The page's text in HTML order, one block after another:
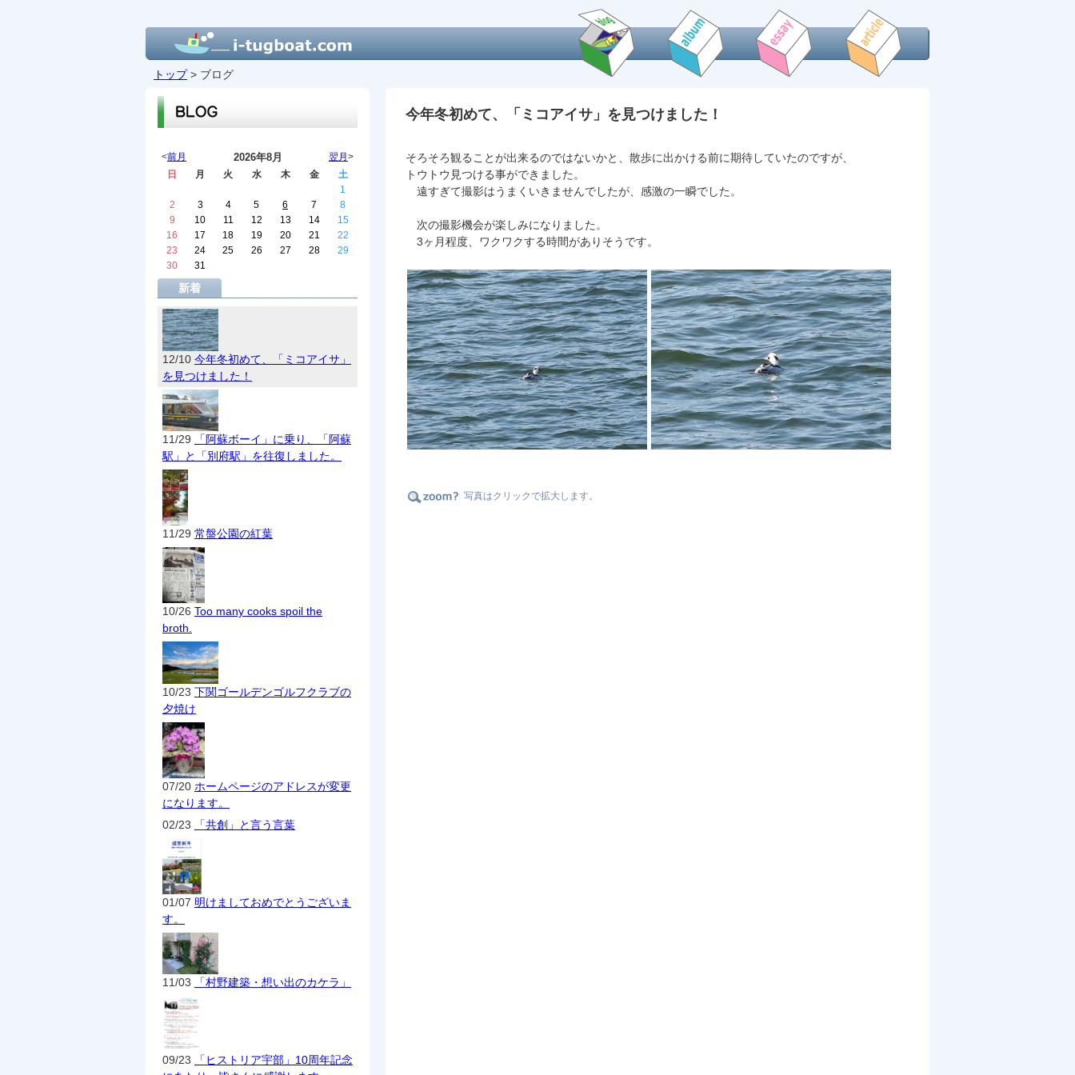
トップ> ブログ
翌月 >
<前月 2026年8月
日 月 火 水 木 金
土
1
2
3 4 5 6 7
8
9
10 11 12 13 14
15
16
17 18 19 20 21
22
23
24 25 26 27 28
29
30
31
新着
12/10 今年冬初めて、「ミコアイサ」
を見つけました！
11/29
「阿蘇ボーイ」に乗り、「阿蘇
駅」と「別府駅」を往復しました。
11/29 常盤公園の紅葉
10/26 Too many cooks spoil the
broth.
10/23 下関ゴールデンゴルフクラブの
夕焼け
07/20 ホームページのアドレスが変更
になります。
02/23
「共創」と言う言葉
01/07 明けましておめでとうございま
す。
11/03 「村野建築・想い出のカケラ」
09/23
「ヒストリア宇部」10周年記念
今年冬初めて、「ミコアイサ」を見つけました！
そろそろ観ることが出来るのではないかと、散歩に出かける前に期待していたのですが、
トウトウ見つける事ができました。
遠すぎて撮影はうまくいきませんでしたが、感激の一瞬でした。
次の撮影機会が楽しみになりました。
3ヶ月程度、ワクワクする時間がありそうです。
写真はクリックで拡大します。